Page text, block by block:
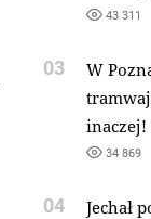
43 311
03
W
inaczej!
34 869
04
Jechał